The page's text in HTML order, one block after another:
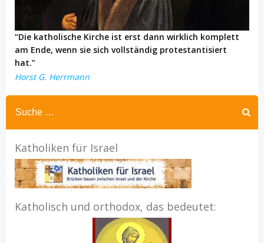
“Die katholische Kirche ist erst dann wirklich komplett
am Ende, wenn sie sich vollständig protestantisiert
hat.”
Horst G. Herrmann
Katholiken für Israel
Katholisch und orthodox, das bedeutet: